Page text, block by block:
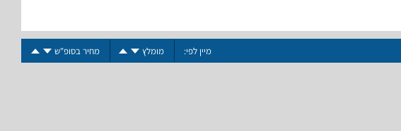
מיין לפי: מומלץ מחיר בסופ"ש